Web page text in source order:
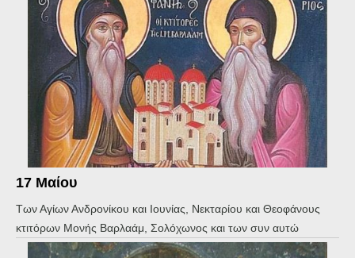
17 Μαίου
Των Αγίων Ανδρονίκου και Ιουνίας, Νεκταρίου και Θεοφάνους
κτιτόρων Μονής Βαρλαάμ, Σολόχωνος και των συν αυτώ